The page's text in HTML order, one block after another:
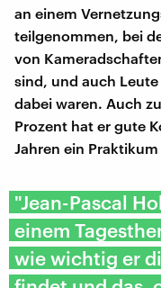
an einem
teilgenommen, bei
von
sind, und auch
dabei waren. Auch
Prozent hat er gute
Jahren ein
"Jean-Pascal
einem
wie wichtig er